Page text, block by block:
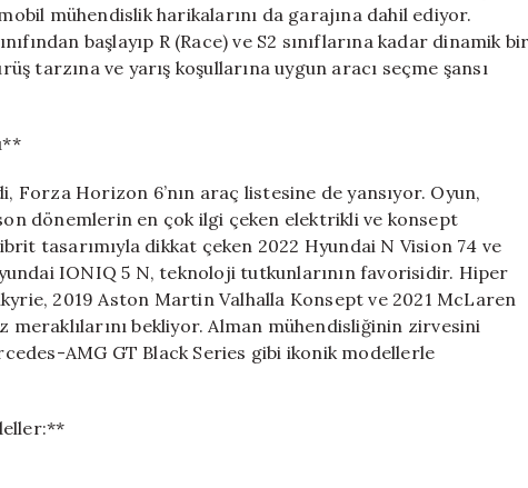
mühendislik harikalarını da garajına dahil ediyor.
başlayıp R (Race) ve S2 sınıflarına kadar dinamik bir
tarzına ve yarış koşullarına uygun aracı seçme şansı
Horizon 6’nın araç listesine de yansıyor. Oyun,
dönemlerin en çok ilgi çeken elektrikli ve konsept
tasarımıyla dikkat çeken 2022 Hyundai N Vision 74 ve
IONIQ 5 N, teknoloji tutkunlarının favorisidir. Hiper
2019 Aston Martin Valhalla Konsept ve 2021 McLaren
meraklılarını bekliyor. Alman mühendisliğinin zirvesini
AMG GT Black Series gibi ikonik modellerle